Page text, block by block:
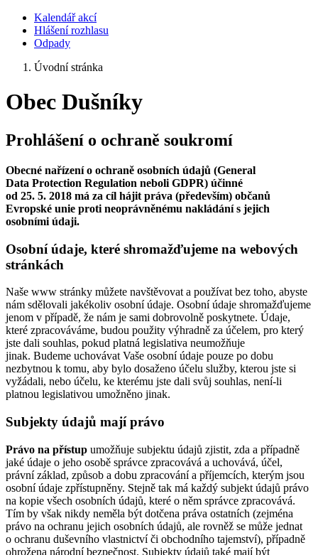
Kalendář akcí
Hlášení rozhlasu
Odpady
Úvodní stránka
Obec Dušníky
Prohlášení o ochraně soukromí
Obecné nařízení o ochraně osobních údajů (General
Data Protection Regulation neboli GDPR) účinné
od 25. 5. 2018 má za cíl hájit práva (především) občanů
Evropské unie proti neoprávněnému nakládání s jejich
osobními údaji.
Osobní údaje, které shromažďujeme na webových
stránkách
Naše www stránky můžete navštěvovat a používat bez toho, abyste
nám sdělovali jakékoliv osobní údaje. Osobní údaje shromažďujeme
jenom v případě, že nám je sami dobrovolně poskytnete. Údaje,
které zpracováváme, budou použity výhradně za účelem, pro který
jste dali souhlas, pokud platná legislativa neumožňuje
jinak. Budeme uchovávat Vaše osobní údaje pouze po dobu
nezbytnou k tomu, aby bylo dosaženo účelu služby, kterou jste si
vyžádali, nebo účelu, ke kterému jste dali svůj souhlas, není-li
platnou legislativou umožněno jinak.
Subjekty údajů mají právo
Právo na přístup umožňuje subjektu údajů zjistit, zda a případně
jaké údaje o jeho osobě správce zpracovává a uchovává, účel,
právní základ, způsob a dobu zpracování a příjemcích, kterým jsou
osobní údaje zpřístupněny. Stejně tak má každý subjekt údajů právo
na kopie všech osobních údajů, které o něm správce zpracovává.
Tím by však nikdy neměla být dotčena práva ostatních (zejména
právo na ochranu jejich osobních údajů, ale rovněž se může jednat
o ochranu duševního vlastnictví či obchodního tajemství), případně
ohrožena národní bezpečnost. Subjekty údajů také mají být